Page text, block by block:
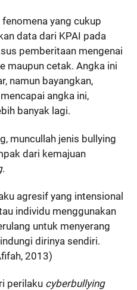
fenomena yang cukup
data dari KPAI pada
pemberitaan mengenai
maupun cetak. Angka ini
namun bayangkan,
angka ini,
banyak lagi.
muncullah jenis bullying
dari kemajuan
.
agresif yang intensional
individu menggunakan
untuk menyerang
dirinya sendiri.
2013)
perilaku cyberbullying